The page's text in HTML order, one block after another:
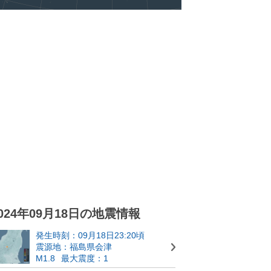
年09月18日の地震情報
発生時刻：09月18日23:20頃
震源地：福島県会津
M1.8
最大震度：1